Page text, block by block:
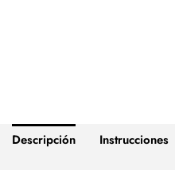
Descripción Instrucciones